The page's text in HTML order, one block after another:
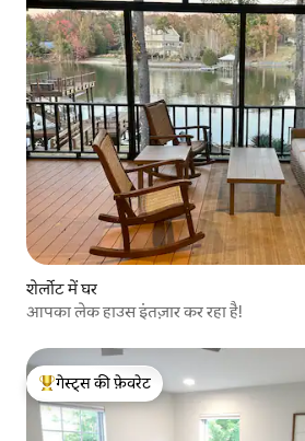
शेर्लोट में घर
आपका लेक हाउस इंतज़ार कर रहा है!
गेस्ट्स का टॉप फ़ेवरेट
गेस्ट्स की फ़ेवरेट